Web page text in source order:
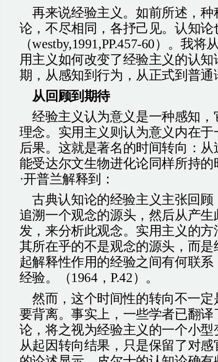
再来说经验主义。如前所述，
论，不尽相同，各抒己见。认知
（westby,1991,PP.457-60）。我将
用主义如何改变了经验主义的认
期，从感知到行为，从正式到普通
从回顾到期待
经验主义认为意义是一种感知
理念。实用主义则认为意义内在
后果。这就是著名的时间转向：
能受达尔文生物进化论同样所持
·开普兰解释到：
古典认知论的经验主义主张回
追溯一个观念的源头，然后从产
发，来分析此观念。实用主义的
其所在乎的不是观念的源头，而
起解释性作用的经验之间有何联
经验。（1964 ，P.42 ）。
然而，这个时间性的转向不一
要背离。事实上，一些学者已翻
论，将之视为经验主义的一个小
从起因转向结果，只是保留了对